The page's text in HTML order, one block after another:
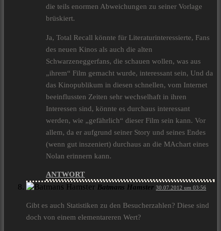
die teils enormen Abweichungen zu seiner Vorlage
brüskiert.
Ja, Total Recall könnte für Literaturinteressierte, Fans
des neuen Kinos als auch die alten
Schwarzeneggerfans, die schauen wollen, was aus
„ihrem“ Film gemacht wurde, interessant sein, Und da
das Kinopublikum in diesen schnellen, vom Internet
beeinflussten Zeiten sehr wechselhaft in ihren
Interessen sind, könnte es durchaus interessant
werden, wie „gefährlich“ dieser Film sein kann. Vor
allem, da er aufgrund seiner Story und seines Endes
(wenn gut inszeniert) durchaus an die MAchart eines
Nolan erinnern kann.
ANTWORT
Batmans Hamster 30.07.2012 um 03:56
Gibt es auch Statistiken zu den Besucherzahlen? Diese sind
doch von einem elementareren Wert?